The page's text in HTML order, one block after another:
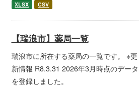
XLSX CSV
【瑞浪市】薬局一覧
瑞浪市に所在する薬局の一覧です。 ※更
新情報 R8.3.31 2026年3月時点のデータ
を登録しました。